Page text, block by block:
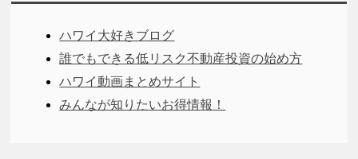
ハワイ大好きブログ
誰でもできる低リスク不動産投資の始め方
ハワイ動画まとめサイト
みんなが知りたいお得情報！